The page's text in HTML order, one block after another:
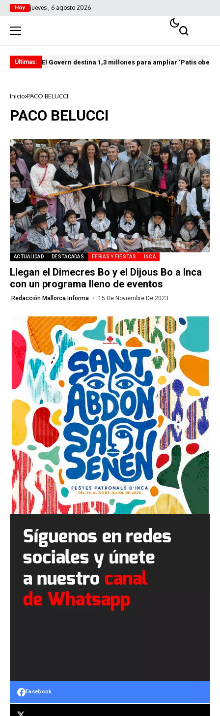
Hoy jueves , 6 agosto 2026
Últimas: El Govern destina 1,3 millones para ampliar ‘Patis
Inicio PACO BELUCCI
PACO BELUCCI
ACTUALIDAD DESTACADAS FERIAS Y FIESTAS INCA
Llegan el Dimecres Bo y el Dijous Bo a Inca
con un programa lleno de eventos
Redacción Mallorca Informa 15 De Noviembre De 2023
Facebook